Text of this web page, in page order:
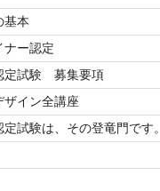
基本
ナー認定
定試験 募集要項
ザイン全講座
試験は、その登竜門です。